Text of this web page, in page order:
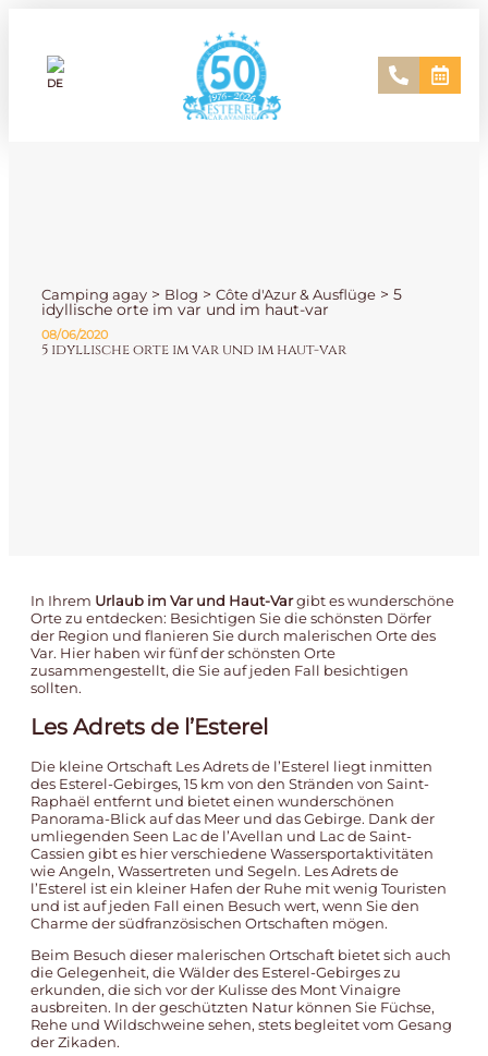
Camping agay > Blog > Côte d'Azur & Ausflüge > 5
idyllische orte im var und im haut-var
08/06/2020
5 idyllische orte im var und im haut-var
In Ihrem Urlaub im Var und Haut-Vargibt es wunderschöne
Orte zu entdecken: Besichtigen Sie die schönsten Dörfer
der Region und flanieren Sie durch malerischen Orte des
Var. Hier haben wir fünf der schönsten Orte
zusammengestellt, die Sie auf jeden Fall besichtigen
sollten.
Les Adrets de l’Esterel
Die kleine Ortschaft Les Adrets de l’Esterel liegt inmitten
des Esterel-Gebirges, 15 km von den Stränden von Saint-
Raphaël entfernt und bietet einen wunderschönen
Panorama-Blick auf das Meer und das Gebirge. Dank der
umliegenden Seen Lac de l’Avellan und Lac de Saint-
Cassien gibt es hier verschiedene Wassersportaktivitäten
wie Angeln, Wassertreten und Segeln. Les Adrets de
l’Esterel ist ein kleiner Hafen der Ruhe mit wenig Touristen
und ist auf jeden Fall einen Besuch wert, wenn Sie den
Charme der südfranzösischen Ortschaften mögen.
Beim Besuch dieser malerischen Ortschaft bietet sich auch
die Gelegenheit, die Wälder des Esterel-Gebirges zu
erkunden, die sich vor der Kulisse des Mont Vinaigre
ausbreiten. In der geschützten Natur können Sie Füchse,
Rehe und Wildschweine sehen, stets begleitet vom Gesang
der Zikaden.